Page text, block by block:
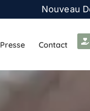
Nouveau
Presse Contact